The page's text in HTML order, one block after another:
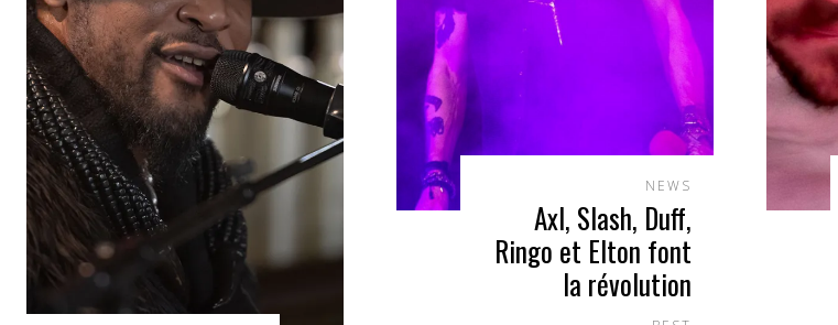
NEWS
Axl, Slash, Duff,
Ringo et Elton font
la révolution